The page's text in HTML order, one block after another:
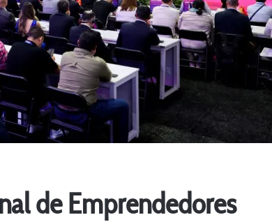
de Emprendedores